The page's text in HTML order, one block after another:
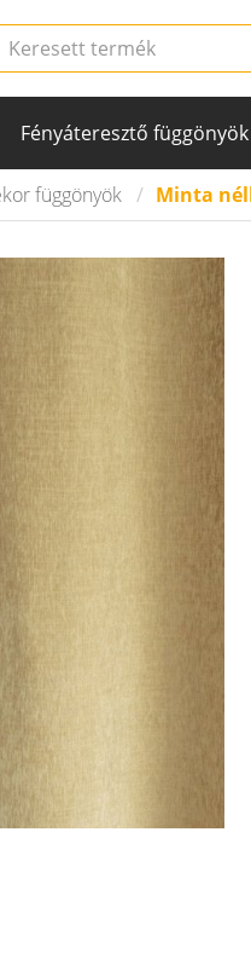
Fényáteresztő függönyök
függönyök Minta